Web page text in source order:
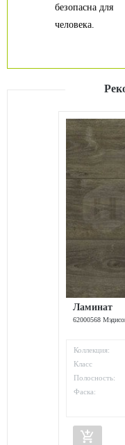
безопасна для
человека.
Ламинат
62000568
Коллекция:
Класс
Полосность:
Фаска:
add_shopping_cart